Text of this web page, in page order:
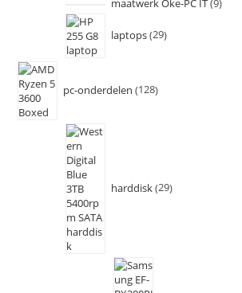
maatwerk Oke-PC IT 9
laptops 29
pc-onderdelen 128
harddisk 29